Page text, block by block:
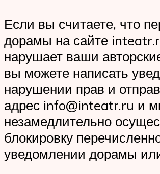
Если вы считаете, что
дорамы на сайте
нарушает ваши
вы можете написать
нарушении прав и
адрес info@inteatr.ru и
незамедлительно
блокировку
уведомлении дорамы